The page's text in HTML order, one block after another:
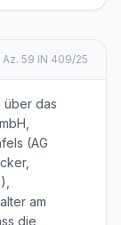
Az. 59 IN 409/25
über das
(AG
am
die